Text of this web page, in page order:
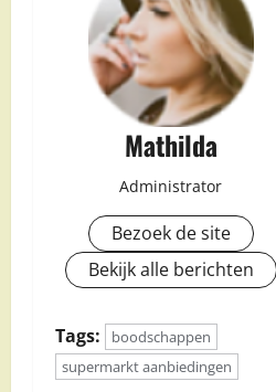
Mathilda
Administrator
Bezoek de site
Bekijk alle berichten
Tags:
boodschappen
supermarkt aanbiedingen